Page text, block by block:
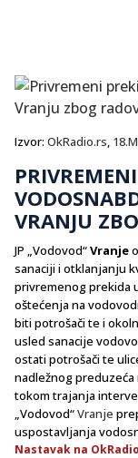
Izvor: OkRadio.rs,
VRANJU
JP „Vodovod“Vranje
sanaciji i otklanjanju
privremenog prekida
oštećenja na
biti potrošači te i
usled sanacije
ostati potrošači te
nadležnog
tokom trajanja
„Vodovod“Vranje
uspostavljanja
Nastavak na